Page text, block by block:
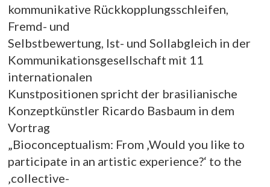
kommunikative Rückkopplungsschleifen,
Fremd- und
Selbstbewertung, Ist- und Sollabgleich in der
Kommunikationsgesellschaft mit 11
internationalen
Kunstpositionen spricht der brasilianische
Konzeptkünstler Ricardo Basbaum in dem
Vortrag
„Bioconceptualism: From ‚Would you like to
participate in an artistic experience?‘ to the
‚collective-